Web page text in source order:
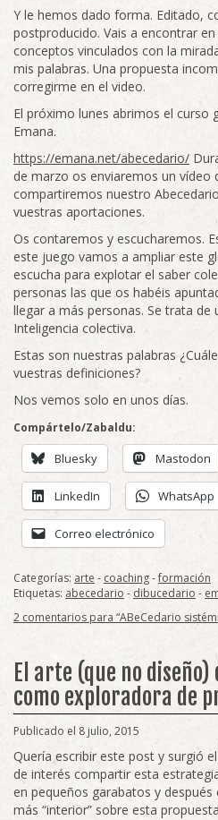
Y le hemos dado forma. Editado,
postproducido. Vais a encontrar
conceptos vinculados con la
mis palabras. Una propuesta
corregirme en el video.
El próximo lunes abrimos el curso
Emana.
https://emana.net/abecedario/
de marzo os enviaremos un vídeo
compartiremos nuestro
vuestras aportaciones.
Os contaremos y escucharemos.
este juego vamos a ampliar este
escucha para explotar el saber
personas las que os habéis
llegar a más personas. Se trata de
Inteligencia colectiva.
Estas son nuestras palabras
vuestras definiciones?
Nos vemos solo en unos días.
Compártelo/Zabaldu:
Bluesky Mastodon
LinkedIn WhatsApp
Correo electrónico
Categorías: arte - coaching-formación
Etiquetas: abecedario - dibucedario -
2 comentarios para “ABeCedario
El arte (que no
como exploradora de
Publicado el 8 julio, 2015
Quería escribir este post y surgió
de interés compartir esta
en pequeños garabatos y
más “interior” sobre esta